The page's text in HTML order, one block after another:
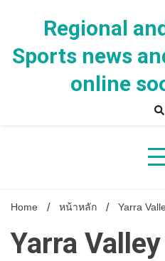
Regional
Sports news
online
Home หน้าหลัก Yarra
Yarra Valley